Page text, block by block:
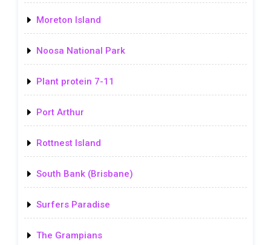
Moreton Island
Noosa National Park
Plant protein 7-11
Port Arthur
Rottnest Island
South Bank (Brisbane)
Surfers Paradise
The Grampians